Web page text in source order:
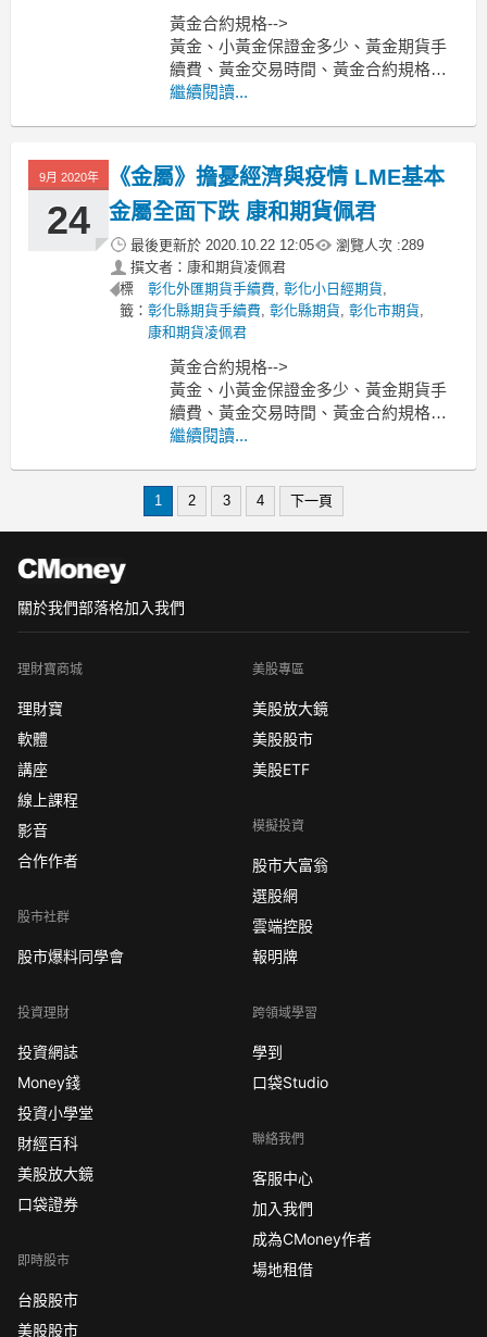
黃金合約規格-->
黃金、小黃金保證金多少、黃金期貨手
續費、黃金交易時間、黃金合約規格一
點多少元？
---------------------
繼續閱讀...
9月 2020年
24
《金屬》擔憂經濟與疫情 LME基本
金屬全面下跌 康和期貨佩君
最後更新於 2020.10.22 12:05 瀏覽人次 :289
撰文者：康和期貨凌佩君
標
籤：
彰化外匯期貨手續費, 彰化小日經期貨,
彰化縣期貨手續費, 彰化縣期貨, 彰化市期貨,
康和期貨凌佩君
黃金合約規格-->
黃金、小黃金保證金多少、黃金期貨手
續費、黃金交易時間、黃金合約規格一
點多少元？
---------------------
MoneyDJ新聞 202
繼續閱讀...
1 2 3 4 下一頁
關於我們部落格加入我們
理財寶商城
理財寶
軟體
講座
線上課程
影音
合作作者
股市社群
股市爆料同學會
投資理財
投資網誌
Money錢
投資小學堂
財經百科
美股放大鏡
口袋證券
即時股市
台股股市
美股股市
美股專區
美股放大鏡
美股股市
美股ETF
模擬投資
股市大富翁
選股網
雲端控股
報明牌
跨領域學習
學到
口袋Studio
聯絡我們
客服中心
加入我們
成為CMoney作者
場地租借